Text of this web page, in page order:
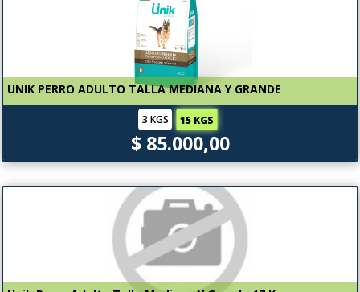
UNIK PERRO ADULTO TALLA MEDIANA Y GRANDE
3 KGS 15 KGS
$ 85.000,00